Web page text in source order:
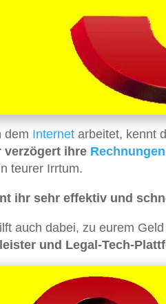
dem Internet arbeitet, kennt
verzögert ihre Rechnungen
teurer Irrtum.
ihr sehr effektiv und
auch dabei, zu eurem
und Legal-Tech-